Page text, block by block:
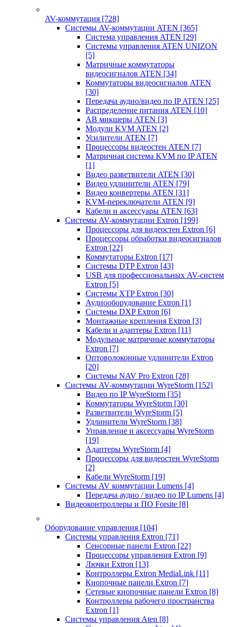
AV-коммутация [728]
Системы AV-коммутации ATEN [365]
Система управления ATEN [29]
Системы управления ATEN UNIZON
[5]
Матричные коммутаторы
видеосигналов ATEN [34]
Коммутаторы видеосигналов ATEN
[30]
Передача аудио/видео по IP ATEN [25]
Распределение питания ATEN [10]
АВ микшеры ATEN [3]
Модули KVM ATEN [2]
Усилители ATEN [7]
Процессоры видеостен ATEN [7]
Матричная система KVM по IP ATEN
[1]
Видео разветвители ATEN [30]
Видео удлинители ATEN [79]
Видео конвертеры ATEN [31]
KVM-переключатели ATEN [9]
Кабели и аксессуары ATEN [63]
Системы AV-коммутации Extron [199]
Процессоры для видеостен Extron [6]
Процессоры обработки видеосигналов
Extron [22]
Коммутаторы Extron [17]
Системы DTP Extron [43]
USB для профессиональных AV-систем
Extron [5]
Системы XTP Extron [30]
Аудиооборудование Extron [1]
Системы DXP Extron [6]
Монтажные крепления Extron [3]
Кабели и адаптеры Extron [11]
Модульные матричные коммутаторы
Extron [7]
Оптоволоконные удлинители Extron
[20]
Системы NAV Pro Extron [28]
Системы AV-коммутации WyreStorm [152]
Видео по IP WyreStorm [35]
Коммутаторы WyreStorm [30]
Разветвители WyreStorm [5]
Удлинители WyreStorm [38]
Управление и аксессуары WyreStorm
[19]
Адаптеры WyreStorm [4]
Процессоры для видеостен WyreStorm
[2]
Кабели WyreStorm [19]
Системы AV коммутации Lumens [4]
Передача аудио / видео по IP Lumens [4]
Видеоконтроллеры и ПО Forsite [8]
Оборудование управления [104]
Системы управления Extron [71]
Сенсорные панели Extron [22]
Процессоры управления Extron [9]
Лючки Extron [13]
Контроллеры Extron MediaLink [11]
Кнопочные панели Extron [7]
Сетевые кнопочные панели Extron [8]
Контроллеры рабочего пространства
Extron [1]
Системы управления Aten [8]